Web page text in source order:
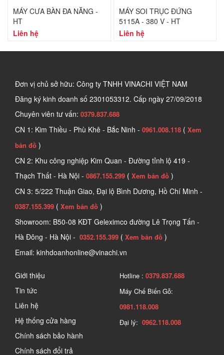
MÁY CƯA BÀN ĐA NĂNG -
HT
Liên hệ
MÁY SOI TRỤC ĐỨNG
5115A - 380 V - HT
Liên hệ
Đơn vị chủ sở hữu: Công ty TNHH VINACHI VIỆT NAM
Đăng ký kinh doanh số 2301053312. Cấp ngày 27/09/2018
Chuyên viên tư vấn: 0379.837.688
CN 1: Kim Thiều - Phù Khê - Bắc Ninh - 0961.008.118 ( Xem
bản đồ )
CN 2: Khu công nghiệp Kim Quan - Đường tỉnh lộ 419 -
Thạch Thất - Hà Nội - 0867.155.299 ( Xem bản đồ )
CN 3: 5/222 Thuận Giao, Đại lộ Bình Dương, Hồ Chí Minh -
0387.155.399 ( Xem bản đồ )
Showroom: B50-08 KĐT Geleximco đường Lê Trọng Tấn -
Hà Đông - Hà Nội - 0352.155.399 ( Xem bản đồ )
Email: kinhdoanhonline@vinachi.vn
Giới thiệu
Tin tức
Liên hệ
Hệ thống cửa hàng
Chính sách bảo hành
Chính sách đổi trả
Hotline : 0379.837.688
Máy Chế Biến Gỗ:
0981.118.008
Đại lý: 0962.118.008